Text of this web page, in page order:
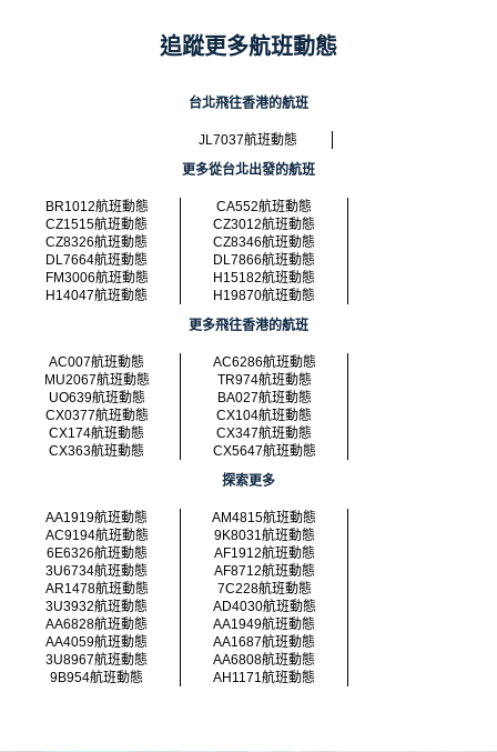
追蹤更多航班動態
台北飛往香港的航班
JL7037航班動態
更多從台北出發的航班
BR1012航班動態
CA552航班動態
CZ1515航班動態
CZ3012航班動態
CZ8326航班動態
CZ8346航班動態
DL7664航班動態
DL7866航班動態
FM3006航班動態
H15182航班動態
H14047航班動態
H19870航班動態
更多飛往香港的航班
AC007航班動態
AC6286航班動態
MU2067航班動態
TR974航班動態
UO639航班動態
BA027航班動態
CX0377航班動態
CX104航班動態
CX174航班動態
CX347航班動態
CX363航班動態
CX5647航班動態
探索更多
AA1919航班動態
AM4815航班動態
AC9194航班動態
9K8031航班動態
6E6326航班動態
AF1912航班動態
3U6734航班動態
AF8712航班動態
AR1478航班動態
7C228航班動態
3U3932航班動態
AD4030航班動態
AA6828航班動態
AA1949航班動態
AA4059航班動態
AA1687航班動態
3U8967航班動態
AA6808航班動態
9B954航班動態
AH1171航班動態